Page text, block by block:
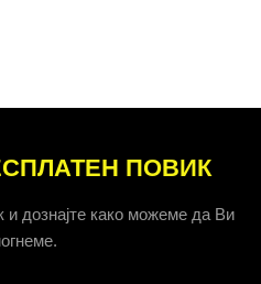
ПОВИК
и дознајте како можеме да Ви